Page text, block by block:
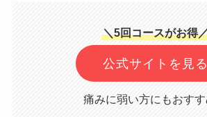
＼5回コースがお得
公式サイトを見る
痛みに弱い方にもおすす